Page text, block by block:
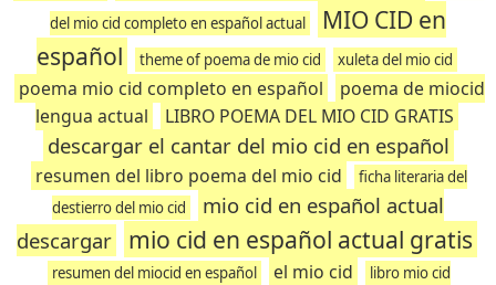
del mio cid completo en español actual
MIO CID en
español
theme of poema de mio cid xuleta del mio cid
poema mio cid completo en español
poema de miocid
lengua actual
LIBRO POEMA DEL MIO CID GRATIS
descargar el cantar del mio cid en español
resumen del libro poema del mio cid
ficha literaria del
destierro del mio cid
mio cid en español actual
descargar
mio cid en español actual gratis
resumen del miocid en español el mio cid
libro mio cid